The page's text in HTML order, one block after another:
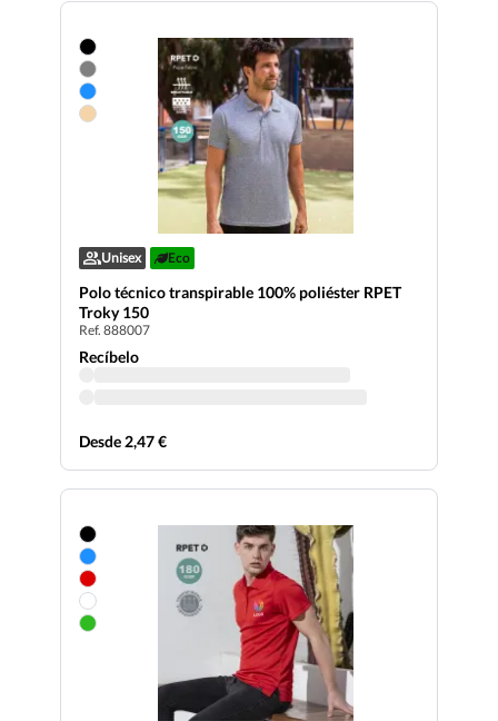
Unisex Eco
Polo técnico transpirable 100% poliéster RPET
Troky 150
Ref. 888007
Recíbelo
Desde 2,47 €